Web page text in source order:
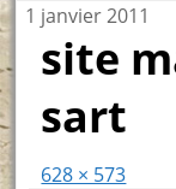
1 janvier 2011
site
sart
628 × 573